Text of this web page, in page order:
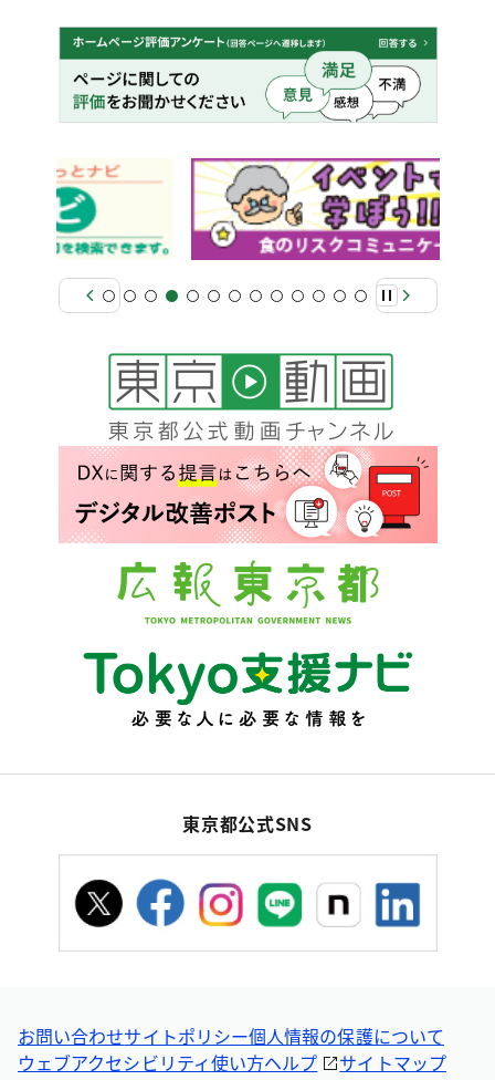
東京都公式SNS
お問い合わせサイトポリシー個人情報の保護について
ウェブアクセシビリティ使い方ヘルプ サイトマップ